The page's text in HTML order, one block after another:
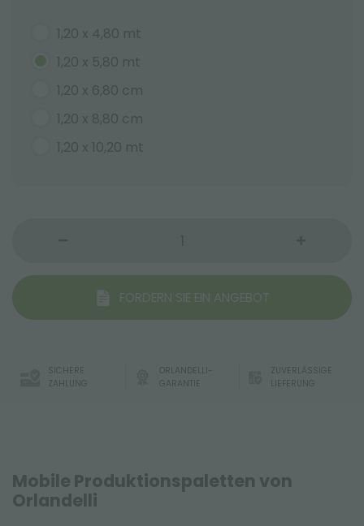
1,20 x 4,80 mt
1,20 x 5,80 mt
1,20 x 6,80 cm
1,20 x 8,80 cm
1,20 x 10,20 mt
FORDERN SIE EIN ANGEBOT
SICHERE
ZAHLUNG
ORLANDELLI-
GARANTIE
ZUVERLÄSSIGE
LIEFERUNG
Mobile Produktionspaletten von
Orlandelli